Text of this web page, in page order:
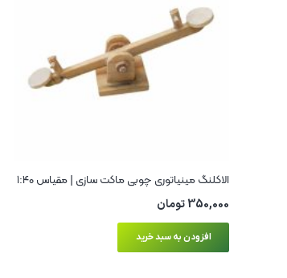
الاکلنگ مینیاتوری چوبی ماکت سازی | مقیاس ۱:۴۰
350,000تومان
افزودن به سبد خرید